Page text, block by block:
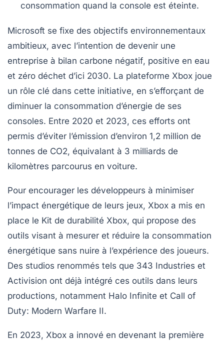
consommation quand la console est éteinte.
Microsoft se fixe des objectifs environnementaux
ambitieux, avec l’intention de devenir une
entreprise à bilan carbone négatif, positive en eau
et zéro déchet d’ici 2030. La plateforme Xbox joue
un rôle clé dans cette initiative, en s’efforçant de
diminuer la consommation d’énergie de ses
consoles. Entre 2020 et 2023, ces efforts ont
permis d’éviter l’émission d’environ 1,2 million de
tonnes de CO2, équivalant à 3 milliards de
kilomètres parcourus en voiture.
Pour encourager les développeurs à minimiser
l’impact énergétique de leurs jeux, Xbox a mis en
place le Kit de durabilité Xbox, qui propose des
outils visant à mesurer et réduire la consommation
énergétique sans nuire à l’expérience des joueurs.
Des studios renommés tels que 343 Industries et
Activision ont déjà intégré ces outils dans leurs
productions, notamment Halo Infinite et Call of
Duty: Modern Warfare II.
En 2023, Xbox a innové en devenant la première